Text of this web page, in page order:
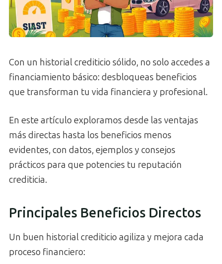
Con un historial crediticio sólido, no solo accedes a
financiamiento básico: desbloqueas beneficios
que transforman tu vida financiera y profesional.
En este artículo exploramos desde las ventajas
más directas hasta los beneficios menos
evidentes, con datos, ejemplos y consejos
prácticos para que potencies tu reputación
crediticia.
Principales Beneficios Directos
Un buen historial crediticio agiliza y mejora cada
proceso financiero: